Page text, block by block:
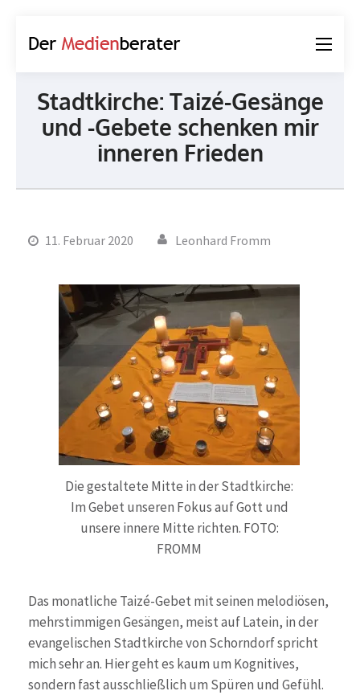
Stadtkirche: Taizé-Gesänge
und -Gebete schenken mir
inneren Frieden
11. Februar 2020 Leonhard Fromm
Die gestaltete Mitte in der Stadtkirche:
Im Gebet unseren Fokus auf Gott und
unsere innere Mitte richten. FOTO:
FROMM
Das monatliche Taizé-Gebet mit seinen melodiösen,
mehrstimmigen Gesängen, meist auf Latein, in der
evangelischen Stadtkirche von Schorndorf spricht
mich sehr an. Hier geht es kaum um Kognitives,
sondern fast ausschließlich um Spüren und Gefühl.